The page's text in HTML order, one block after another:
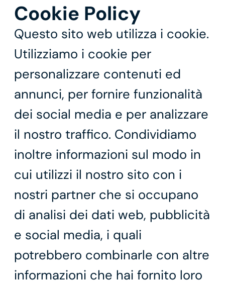
Cookie Policy
Questo sito web utilizza i cookie.
Utilizziamo i cookie per
personalizzare contenuti ed
annunci, per fornire funzionalità
dei social media e per analizzare
il nostro traffico. Condividiamo
inoltre informazioni sul modo in
cui utilizzi il nostro sito con i
nostri partner che si occupano
di analisi dei dati web, pubblicità
e social media, i quali
potrebbero combinarle con altre
informazioni che hai fornito loro